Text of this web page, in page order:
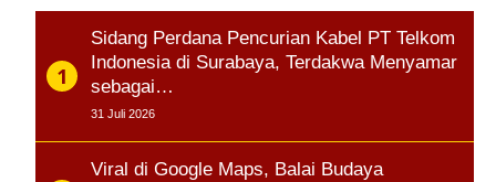
Sidang Perdana Pencurian Kabel PT Telkom
Indonesia di Surabaya, Terdakwa Menyamar
sebagai…
31 Juli 2026
Viral di Google Maps, Balai Budaya